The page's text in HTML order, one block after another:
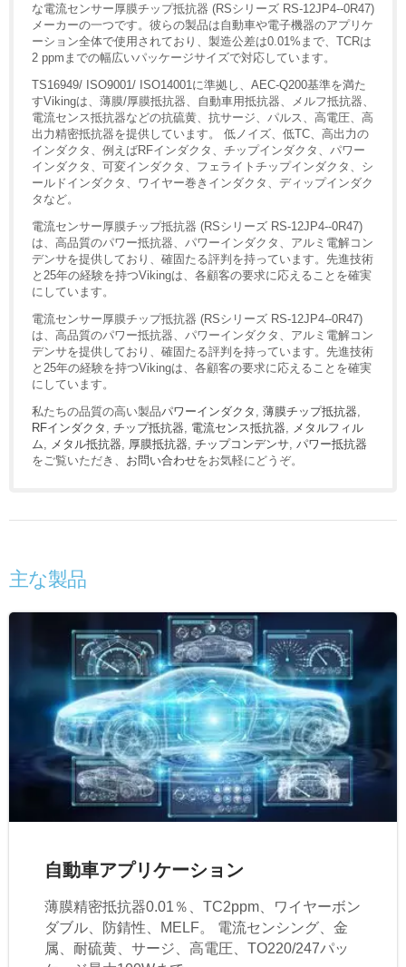
な電流センサー厚膜チップ抵抗器 (RSシリーズ RS-12JP4--0R47)
メーカーの一つです。彼らの製品は自動車や電子機器のアプリケ
ーション全体で使用されており、製造公差は0.01%まで、TCRは
2 ppmまでの幅広いパッケージサイズで対応しています。
TS16949/ ISO9001/ ISO14001に準拠し、AEC-Q200基準を満た
すVikingは、薄膜/厚膜抵抗器、自動車用抵抗器、メルフ抵抗器、
電流センス抵抗器などの抗硫黄、抗サージ、パルス、高電圧、高
出力精密抵抗器を提供しています。 低ノイズ、低TC、高出力の
インダクタ、例えばRFインダクタ、チップインダクタ、パワー
インダクタ、可変インダクタ、フェライトチップインダクタ、シ
ールドインダクタ、ワイヤー巻きインダクタ、ディップインダク
タなど。
電流センサー厚膜チップ抵抗器 (RSシリーズ RS-12JP4--0R47)
は、高品質のパワー抵抗器、パワーインダクタ、アルミ電解コン
デンサを提供しており、確固たる評判を持っています。先進技術
と25年の経験を持つVikingは、各顧客の要求に応えることを確実
にしています。
電流センサー厚膜チップ抵抗器 (RSシリーズ RS-12JP4--0R47)
は、高品質のパワー抵抗器、パワーインダクタ、アルミ電解コン
デンサを提供しており、確固たる評判を持っています。先進技術
と25年の経験を持つVikingは、各顧客の要求に応えることを確実
にしています。
私たちの品質の高い製品パワーインダクタ 薄膜チップ抵抗器
RFインダクタ
チップ抵抗器 電流センス抵抗器
メタルフィル
ム
メタル抵抗器 厚膜抵抗器 チップコンデンサ パワー抵抗器
をご覧いただき、 お問い合わせをお気軽にどうぞ。
主な製品
自動車アプリケーション
薄膜精密抵抗器0.01％、TC2ppm、ワイヤーボン
ダブル、防錆性、MELF。 電流センシング、金
属、耐硫黄、サージ、高電圧、TO220/247パッ